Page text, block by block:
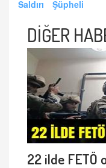
Saldırı
Şüpheli
DİĞER
22 ilde FETÖ